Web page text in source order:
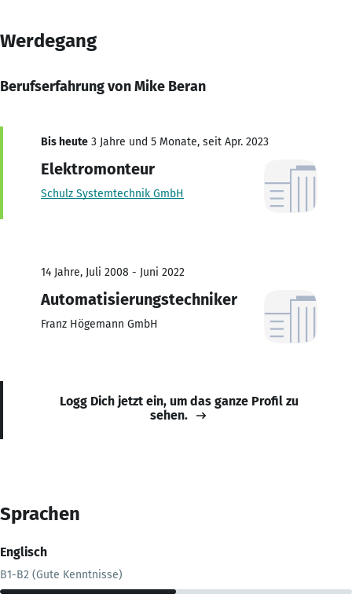
Werdegang
Berufserfahrung von Mike Beran
Bis heute 3 Jahre und 5 Monate, seit Apr. 2023
Elektromonteur
Schulz Systemtechnik GmbH
14 Jahre, Juli 2008 - Juni 2022
Automatisierungstechniker
Franz Högemann GmbH
Logg Dich jetzt ein, um das ganze Profil zu
sehen.
Sprachen
Englisch
B1-B2 (Gute Kenntnisse)